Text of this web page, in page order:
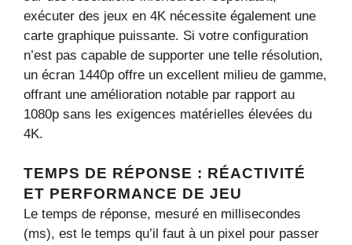
exécuter des jeux en 4K nécessite également une
carte graphique puissante. Si votre configuration
n’est pas capable de supporter une telle résolution,
un écran 1440p offre un excellent milieu de gamme,
offrant une amélioration notable par rapport au
1080p sans les exigences matérielles élevées du
4K.
TEMPS DE RÉPONSE : RÉACTIVITÉ
ET PERFORMANCE DE JEU
Le temps de réponse, mesuré en millisecondes
(ms), est le temps qu’il faut à un pixel pour passer